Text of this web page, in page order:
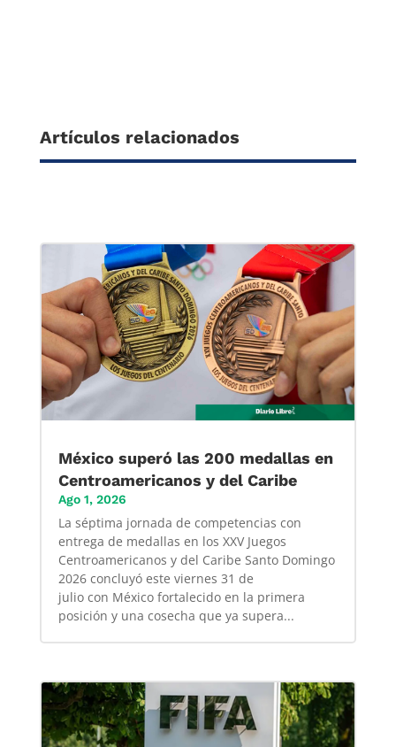
Artículos relacionados
México superó las 200 medallas en
Centroamericanos y del Caribe
Ago 1, 2026
La séptima jornada de competencias con
entrega de medallas en los XXV Juegos
Centroamericanos y del Caribe Santo Domingo
2026 concluyó este viernes 31 de
julio con México fortalecido en la primera
posición y una cosecha que ya supera...